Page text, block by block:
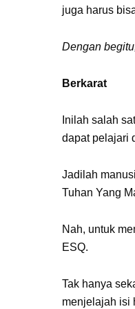
juga harus
Dengan
Berkarat
Inilah salah
dapat pelajari
Jadilah
Tuhan Yang
Nah, untuk
ESQ.
Tak hanya
menjelajah isi